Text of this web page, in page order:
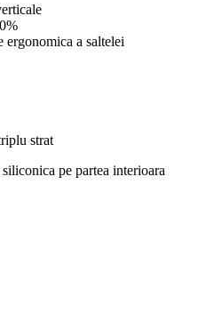
ergonomica a saltelei
strat
pe partea interioara